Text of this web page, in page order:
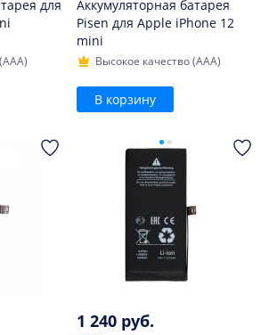
для
Аккумуляторная батарея
Pisen для Apple iPhone 12
mini
Высокое качество (AAA)
В корзину
1 240 руб.